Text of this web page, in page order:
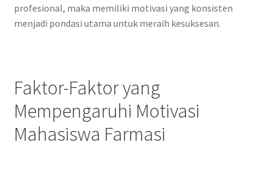
profesional, maka memiliki motivasi yang konsisten
menjadi pondasi utama untuk meraih kesuksesan.
Faktor-Faktor yang
Mempengaruhi Motivasi
Mahasiswa Farmasi